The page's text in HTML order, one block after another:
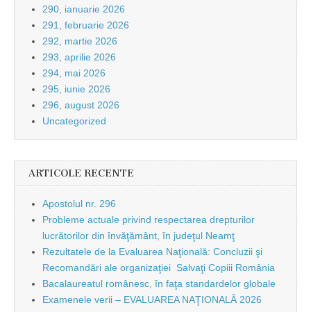
290, ianuarie 2026
291, februarie 2026
292, martie 2026
293, aprilie 2026
294, mai 2026
295, iunie 2026
296, august 2026
Uncategorized
ARTICOLE RECENTE
Apostolul nr. 296
Probleme actuale privind respectarea drepturilor
lucrătorilor din învăţământ, în judeţul Neamţ
Rezultatele de la Evaluarea Naţională: Concluzii şi
Recomandări ale organizaţiei Salvaţi Copiii România
Bacalaureatul românesc, în faţa standardelor globale
Examenele verii – EVALUAREA NAŢIONALĂ 2026